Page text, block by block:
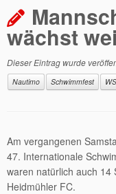
wächst
Dieser Eintrag wurde
Nautimo Schwimmfest
Am vergangenen
47. Internationale
waren natürlich auch 14
Heidmühler FC.